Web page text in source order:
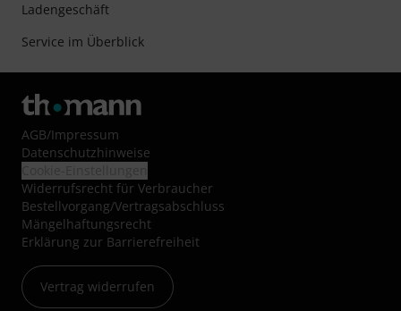
Ladengeschäft
Service im Überblick
AGB/Impressum
Datenschutzhinweise
Widerrufsrecht für Verbraucher
Bestellvorgang/Vertragsabschluss
Mängelhaftungsrecht
Erklärung zur Barrierefreiheit
Vertrag widerrufen